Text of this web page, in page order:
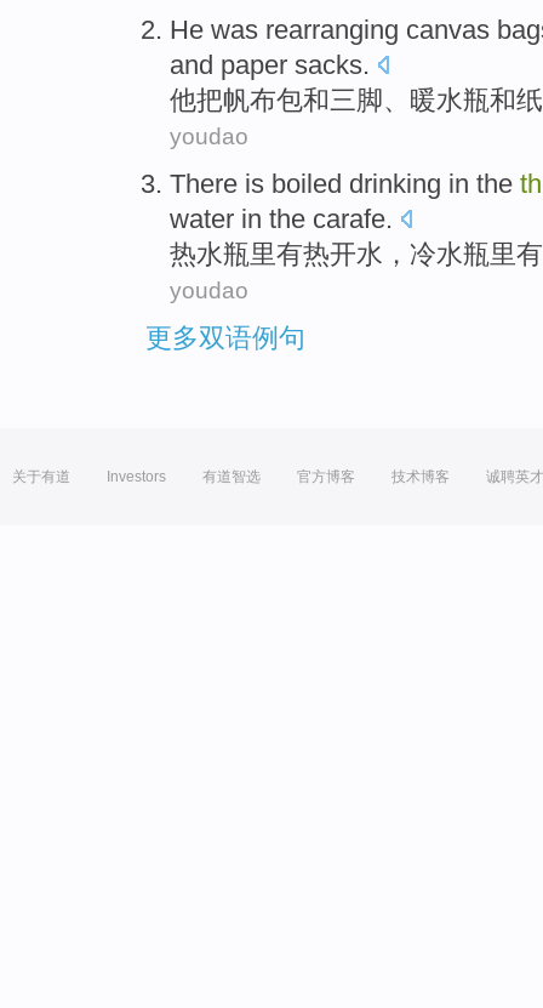
He was rearranging canvas
and paper sacks.
他把帆布包和三脚、 暖水瓶和
youdao
There is boiled drinking in the
water in the carafe.
热水瓶里有热开水 ， 冷水瓶里
youdao
更多双语例句
关于有道 Investors 有道智选 官方博客 技术博客 诚聘英才